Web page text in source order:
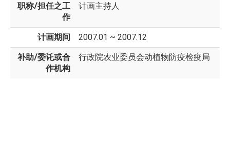
职称/担任之工
作
计画主持人
计画期间 2007.01 ~ 2007.12
补助/委讬或合
作机构
行政院农业委员会动植物防疫检疫局